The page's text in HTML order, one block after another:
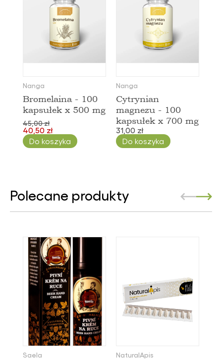
Nanga
Bromelaina - 100
kapsułek x 500 mg
45,00 zł
40,50 zł
Do koszyka
Nanga
Cytrynian
magnezu - 100
kapsułek x 700 mg
31,00 zł
Do koszyka
Polecane produkty
Saela NaturalApis